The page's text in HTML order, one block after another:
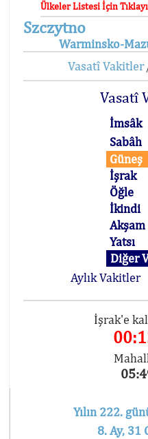
Ülkeler Listesi İçin
Szczytno
Warminsko-
Vasatî Vakitler
Vasatî
İmsâk
Sabâh
Güneş
İşrak
Öğle
İkindi
Akşam
Yatsı
Diğer
Aylık Vakitler
İşrak'e
Yılın 222.
8. Ay, 31